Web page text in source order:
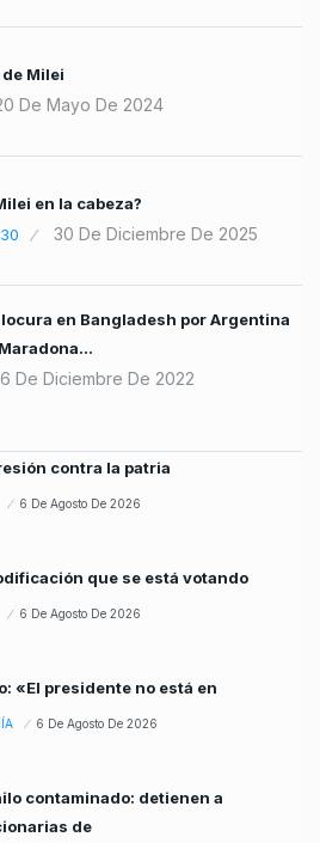
Milei
De Mayo De 2024
en la cabeza?
30 De Diciembre De 2025
locura en Bangladesh por Argentina
De Diciembre De 2022
contra la patria
6 De Agosto De 2026
que se está votando
6 De Agosto De 2026
«El presidente no está en
6 De Agosto De 2026
contaminado: detienen a
de